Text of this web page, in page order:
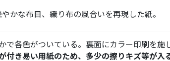
かな布目、織り布の風合いを再現した紙。
で各色がついている。裏面にカラー印刷を施
き易い用紙のため、多少の擦りキズ等が入